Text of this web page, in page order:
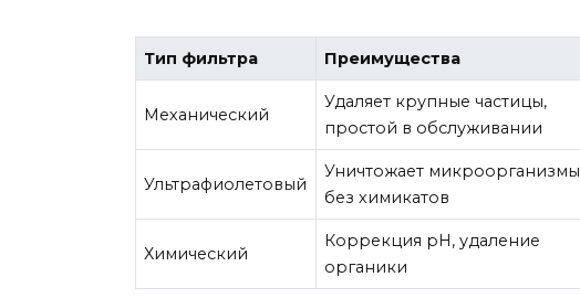
Тип фильтра Преимущества
Механический
Удаляет крупные частицы,
простой в обслуживании
Ультрафиолетовый
Уничтожает микроорганизмы
без химикатов
Химический
Коррекция pH, удаление
органики